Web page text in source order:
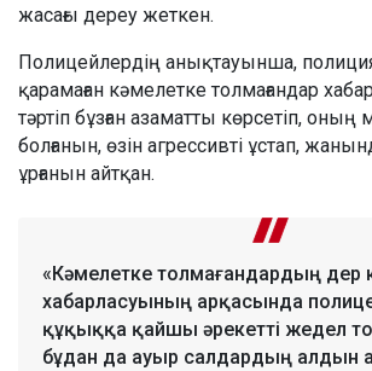
жасағы дереу жеткен.
Полицейлердің анықтауынша,
қарамаған кәмелетке толмағандар
тәртіп бұзған азаматты көрсетіп, оның
болғанын, өзін агрессивті ұстап,
ұрғанын айтқан.
«Кәмелетке толмағандардың дер
хабарласуының арқасында
құқыққа қайшы әрекетті жедел
бұдан да ауыр салдардың алдын